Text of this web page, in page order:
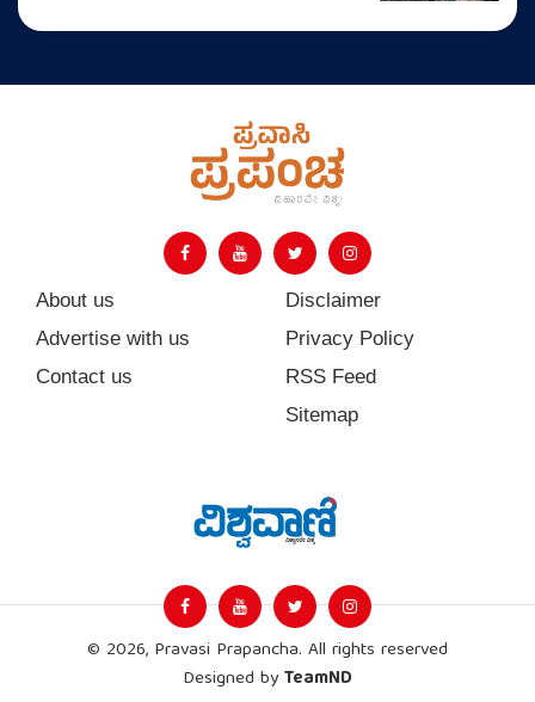
About us
Advertise with us
Contact us
Disclaimer
Privacy Policy
RSS Feed
Sitemap
© 2026, Pravasi Prapancha. All rights reserved
Designed byTeamND